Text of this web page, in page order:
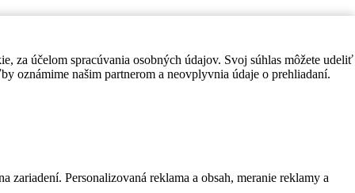
za účelom spracúvania osobných údajov. Svoj súhlas môžete udeliť
oznámime našim partnerom a neovplyvnia údaje o prehliadaní.
Personalizovaná reklama a obsah, meranie reklamy a